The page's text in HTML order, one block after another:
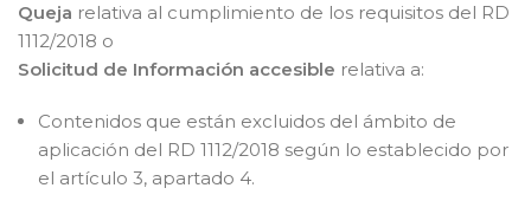
Queja relativa al cumplimiento de los requisitos del RD
1112/2018 o
Solicitud de Información accesible relativa a:
Contenidos que están excluidos del ámbito de
aplicación del RD 1112/2018 según lo establecido por
el artículo 3, apartado 4.